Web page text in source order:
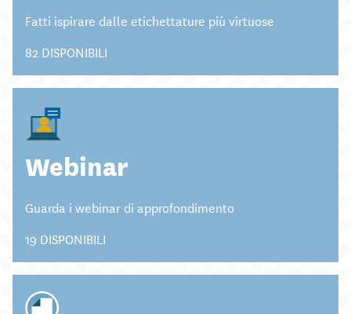
Fatti ispirare dalle etichettature più virtuose
82 DISPONIBILI
Webinar
Guarda i webinar di approfondimento
19 DISPONIBILI